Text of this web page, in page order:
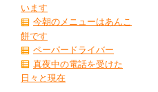
います
今朝のメニューはあんこ
餅です
ペーパードライバー
真夜中の電話を受けた
日々と現在